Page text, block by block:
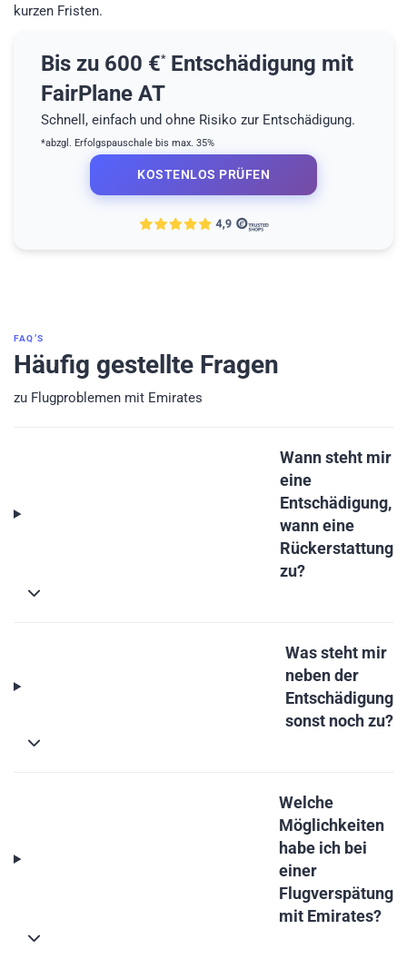
kurzen Fristen.
Bis zu 600 €*Entschädigung mit
FairPlane AT
Schnell, einfach und ohne Risiko zur Entschädigung.
*abzgl. Erfolgspauschale bis max. 35%
KOSTENLOS PRÜFEN
FAQ’S
Häufig gestellte Fragen
zu Flugproblemen mit Emirates
Wann steht mir
eine
Entschädigung,
wann eine
Rückerstattung
zu?
Was steht mir
neben der
Entschädigung
sonst noch zu?
Welche
Möglichkeiten
habe ich bei
einer
Flugverspätung
mit Emirates?